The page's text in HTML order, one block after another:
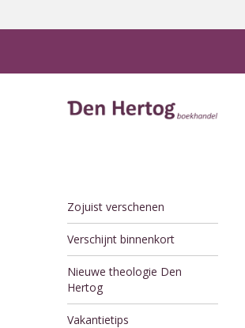
Zojuist verschenen
Verschijnt binnenkort
Nieuwe theologie Den
Hertog
Vakantietips